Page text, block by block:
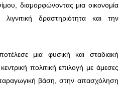
διαμορφώνοντας μια οικονομία
δραστηριότητα και την
μια φυσική και σταδιακή
πολιτική επιλογή με άμεσες
βάση, στην απασχόληση